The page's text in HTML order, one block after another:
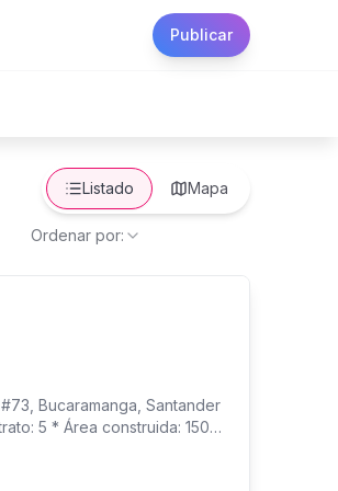
Publicar
Listado Mapa
Ordenar por:
#73, Bucaramanga, Santander
5 * Área construida: 150
3 + habitación de
* Balcón interno *